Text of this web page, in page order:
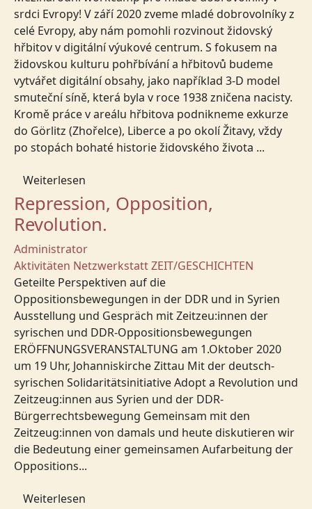
srdci Evropy! V září 2020 zveme mladé dobrovolníky z
celé Evropy, aby nám pomohli rozvinout židovský
hřbitov v digitální výukové centrum. S fokusem na
židovskou kulturu pohřbívání a hřbitovů budeme
vytvářet digitální obsahy, jako například 3-D model
smuteční síně, která byla v roce 1938 zničena nacisty.
Kromě práce v areálu hřbitova podnikneme exkurze
do Görlitz (Zhořelce), Liberce a po okolí Žitavy, vždy
po stopách bohaté historie židovského života ...
Weiterlesen
Repression, Opposition,
Revolution.
Administrator
Aktivitäten NetzwerkstattZEIT/GESCHICHTEN
Geteilte Perspektiven auf die
Oppositionsbewegungen in der DDR und in Syrien
Ausstellung und Gespräch mit Zeitzeu:innen der
syrischen und DDR-Oppositionsbewegungen
ERÖFFNUNGSVERANSTALTUNG am 1.Oktober 2020
um 19 Uhr, Johanniskirche Zittau Mit der deutsch-
syrischen Solidaritätsinitiative Adopt a Revolution und
Zeitzeug:innen aus Syrien und der DDR-
Bürgerrechtsbewegung Gemeinsam mit den
Zeitzeug:innen von damals und heute diskutieren wir
die Bedeutung einer gemeinsamen Aufarbeitung der
Oppositions...
Weiterlesen